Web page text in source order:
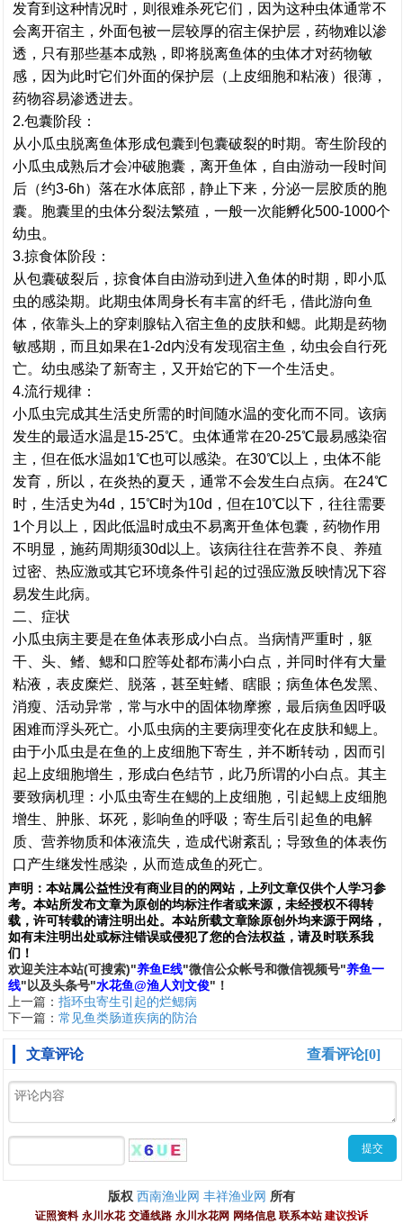
发育到这种情况时，则很难杀死它们，因为这种虫体通常不
会离开宿主，外面包被一层较厚的宿主保护层，药物难以渗
透，只有那些基本成熟，即将脱离鱼体的虫体才对药物敏
感，因为此时它们外面的保护层（上皮细胞和粘液）很薄，
药物容易渗透进去。
2.包囊阶段：
从小瓜虫脱离鱼体形成包囊到包囊破裂的时期。寄生阶段的
小瓜虫成熟后才会冲破胞囊，离开鱼体，自由游动一段时间
后（约3-6h）落在水体底部，静止下来，分泌一层胶质的胞
囊。胞囊里的虫体分裂法繁殖，一般一次能孵化500-1000个
幼虫。
3.掠食体阶段：
从包囊破裂后，掠食体自由游动到进入鱼体的时期，即小瓜
虫的感染期。此期虫体周身长有丰富的纤毛，借此游向鱼
体，依靠头上的穿刺腺钻入宿主鱼的皮肤和鳃。此期是药物
敏感期，而且如果在1-2d内没有发现宿主鱼，幼虫会自行死
亡。幼虫感染了新寄主，又开始它的下一个生活史。
4.流行规律：
小瓜虫完成其生活史所需的时间随水温的变化而不同。该病
发生的最适水温是15-25℃。虫体通常在20-25℃最易感染宿
主，但在低水温如1℃也可以感染。在30℃以上，虫体不能
发育，所以，在炎热的夏天，通常不会发生白点病。在24℃
时，生活史为4d，15℃时为10d，但在10℃以下，往往需要
1个月以上，因此低温时成虫不易离开鱼体包囊，药物作用
不明显，施药周期须30d以上。该病往往在营养不良、养殖
过密、热应激或其它环境条件引起的过强应激反映情况下容
易发生此病。
二、症状
小瓜虫病主要是在鱼体表形成小白点。当病情严重时，躯
干、头、鳍、鳃和口腔等处都布满小白点，并同时伴有大量
粘液，表皮糜烂、脱落，甚至蛀鳍、瞎眼；病鱼体色发黑、
消瘦、活动异常，常与水中的固体物摩擦，最后病鱼因呼吸
困难而浮头死亡。小瓜虫病的主要病理变化在皮肤和鳃上。
由于小瓜虫是在鱼的上皮细胞下寄生，并不断转动，因而引
起上皮细胞增生，形成白色结节，此乃所谓的小白点。其主
要致病机理：小瓜虫寄生在鳃的上皮细胞，引起鳃上皮细胞
增生、肿胀、坏死，影响鱼的呼吸；寄生后引起鱼的电解
质、营养物质和体液流失，造成代谢紊乱；导致鱼的体表伤
口产生继发性感染，从而造成鱼的死亡。
声明： 本站属公益性没有商业目的的网站，上列文章仅供个人学习参
考。本站所发布文章为原创的均标注作者或来源，未经授权不得转
载，许可转载的请注明出处。本站所载文章除原创外均来源于网络，
如有未注明出处或标注错误或侵犯了您的合法权益，请及时联系我
们 ！
欢迎关注本站(可搜索)"养鱼E线"微信公众帐号和微信视频号"养鱼一
线" 以及头条号"水花鱼@渔人刘文俊"！
上一篇： 指环虫寄生引起的烂鳃病
下一篇： 常见鱼类肠道疾病的防治
查看评论[0]
文章评论
版权 西南渔业网 丰祥渔业网 所有
证照资料 永川水花 交通线路 永川水花网 网络信息 联系本站 建议投诉